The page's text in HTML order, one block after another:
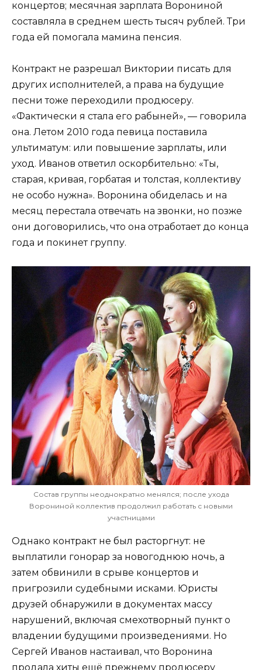
концертов; месячная зарплата Ворониной
составляла в среднем шесть тысяч рублей. Три
года ей помогала мамина пенсия.
Контракт не разрешал Виктории писать для
других исполнителей, а права на будущие
песни тоже переходили продюсеру.
«Фактически я стала его рабыней», — говорила
она. Летом 2010 года певица поставила
ультиматум: или повышение зарплаты, или
уход. Иванов ответил оскорбительно: «Ты,
старая, кривая, горбатая и толстая, коллективу
не особо нужна». Воронина обиделась и на
месяц перестала отвечать на звонки, но позже
они договорились, что она отработает до конца
года и покинет группу.
Состав группы неоднократно менялся; после ухода
Ворониной коллектив продолжил работать с новыми
участницами
Однако контракт не был расторгнут: не
выплатили гонорар за новогоднюю ночь, а
затем обвинили в срыве концертов и
пригрозили судебными исками. Юристы
друзей обнаружили в документах массу
нарушений, включая смехотворный пункт о
владении будущими произведениями. Но
Сергей Иванов настаивал, что Воронина
продала хиты ещё прежнему продюсеру